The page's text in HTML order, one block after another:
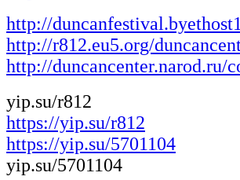
http://
http://r812.eu5.org/
http://duncancenter.narod.ru/
yip.su/r812
https://yip.su/r812
https://yip.su/5701104
yip.su/5701104